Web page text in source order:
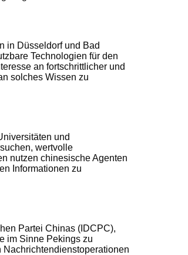
in Düsseldorf und Bad
Technologien für den
an fortschrittlicher und
solches Wissen zu
und
wertvolle
nutzen chinesische Agenten
Informationen zu
Partei Chinas (IDCPC),
im Sinne Pekings zu